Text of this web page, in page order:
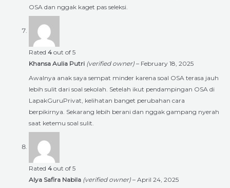
OSA dan nggak kaget pas seleksi.
Rated 4 out of 5
Khansa Aulia Putri (verified owner) – February 18, 2025
Awalnya anak saya sempat minder karena soal OSA terasa jauh
lebih sulit dari soal sekolah. Setelah ikut pendampingan OSA di
LapakGuruPrivat, kelihatan banget perubahan cara
berpikirnya. Sekarang lebih berani dan nggak gampang nyerah
saat ketemu soal sulit.
Rated 4 out of 5
Alya Safira Nabila (verified owner) – April 24, 2025